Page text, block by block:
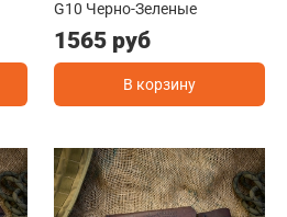
G10 Черно-Зеленые
1565 руб
В корзину